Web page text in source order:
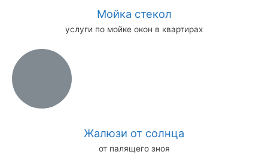
Мойка стекол
услуги по мойке окон в квартирах
Жалюзи от солнца
от палящего зноя